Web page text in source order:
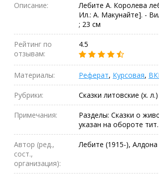
Описание:
Лебите А. Королева
Ил.: А. Макунайте]. -
; 23 см
Рейтинг по
отзывам:
4.5
Материалы: Реферат, Курсовая,
Рубрики: Сказки литовские (х. л.)
Примечания:
Разделы: Сказки о
указан на обороте
Автор (ред.,
сост.,
организация):
Лебите (1915-), Алдона